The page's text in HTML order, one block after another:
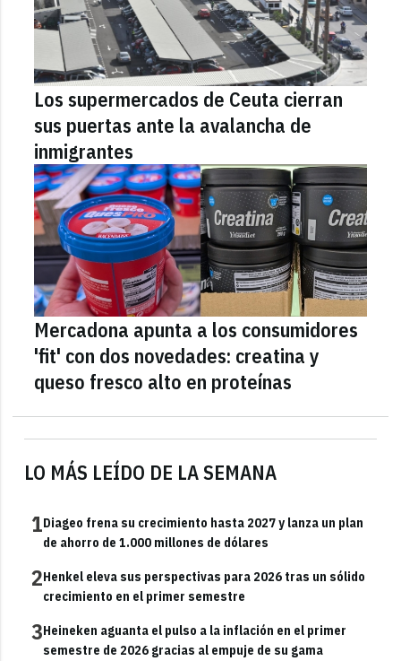
LO MÁS LEÍDO DE LA SEMANA
1Diageo frena su crecimiento hasta 2027 y lanza un plan
de ahorro de 1.000 millones de dólares
2Henkel eleva sus perspectivas para 2026 tras un sólido
crecimiento en el primer semestre
3Heineken aguanta el pulso a la inflación en el primer
semestre de 2026 gracias al empuje de su gama
Los supermercados de Ceuta cierran
sus puertas ante la avalancha de
inmigrantes
Mercadona apunta a los consumidores
'fit' con dos novedades: creatina y
queso fresco alto en proteínas